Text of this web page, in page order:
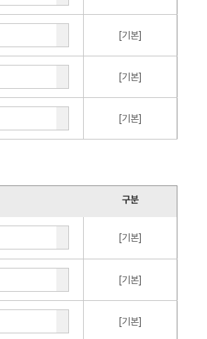
[기본]
[기본]
[기본]
구분
[기본]
[기본]
[기본]